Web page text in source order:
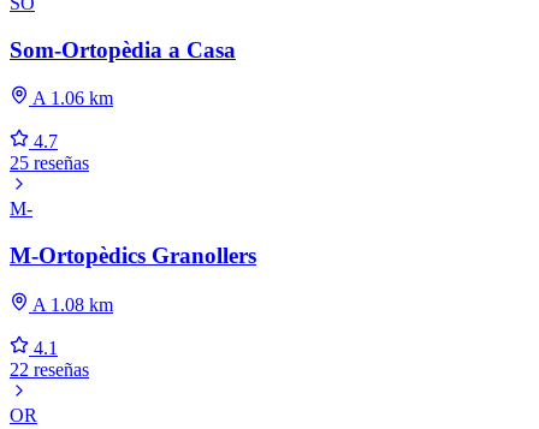
Som-Ortopèdia a Casa
A 1.06 km
4.7
25 reseñas
M-
M-Ortopèdics Granollers
A 1.08 km
4.1
22 reseñas
OR